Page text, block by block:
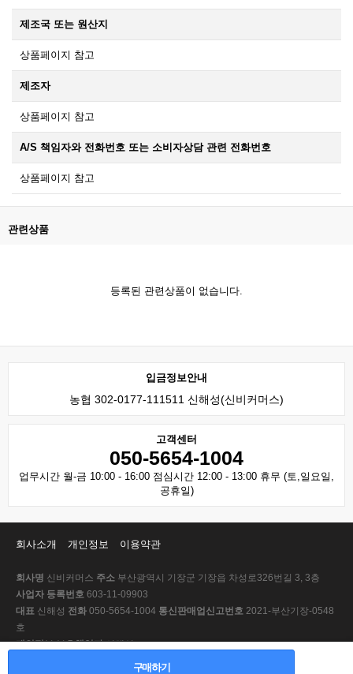
구매하기
제조국 또는 원산지
상품페이지 참고
제조자
상품페이지 참고
A/S 책임자와 전화번호 또는 소비자상담 관련 전화번호
상품페이지 참고
관련상품
등록된 관련상품이 없습니다.
입금정보안내
농협 302-0177-111511 신해성(신비커머스)
고객센터
050-5654-1004
업무시간 월-금 10:00 - 16:00 점심시간 12:00 - 13:00 휴무 (토,일요일,
공휴일)
회사소개 개인정보 이용약관
회사명 신비커머스 주소 부산광역시 기장군 기장읍 차성로326번길 3, 3층
사업자 등록번호 603-11-09903
대표 신해성 전화 050-5654-1004 통신판매업신고번호 2021-부산기장-0548
호
개인정보 보호책임자신해성
Copyright © 2001-2013 신비커머스. All Rights Reserved.